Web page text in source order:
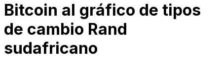
Bitcoin al gráfico de tipos
de cambio Rand
sudafricano